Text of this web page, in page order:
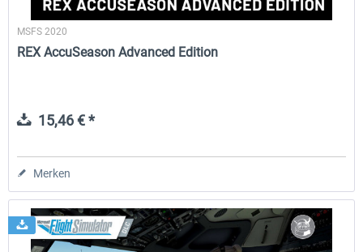
MSFS 2020
REX AccuSeason Advanced Edition
15,46 € *
Merken